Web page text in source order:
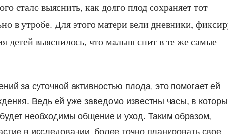
стало выяснить, как долго плод сохраняет тот
в утробе. Для этого матери вели дневники,
детей выяснилось, что малыш спит в те же самые
за суточной активностью плода, это помогает ей
Ведь ей уже заведомо известны часы, в
необходимы общение и уход. Таким образом,
в исследовании, более точно планировать свое